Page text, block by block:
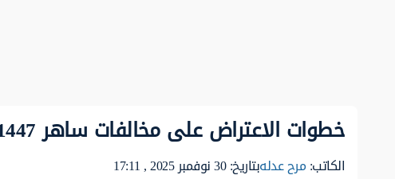
خطوات الاعتراض على مخالفات ساهر 1447
الكاتب:مرح عدلهبتاريخ: 30 نوفمبر 2025 , 17:11